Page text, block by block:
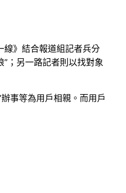
線》結合報道組記者兵分
”；另一路記者則以找對象
事等為用戶相親。而用戶